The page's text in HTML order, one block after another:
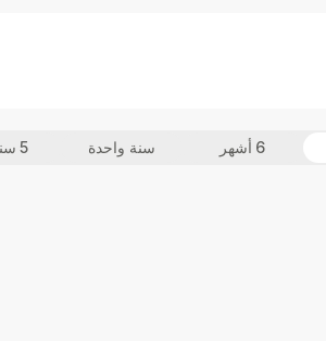
6 أشهر سنة واحدة 5 سنوات